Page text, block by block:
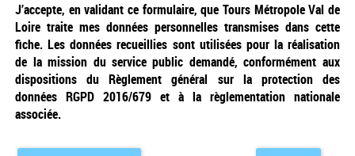
J’accepte, en validant ce formulaire, que Tours Métropole Val de
Loire traite mes données personnelles transmises dans cette
fiche. Les données recueillies sont utilisées pour la réalisation
de la mission du service public demandé, conformément aux
dispositions du Règlement général sur la protection des
données RGPD 2016/679 et à la règlementation nationale
associée.